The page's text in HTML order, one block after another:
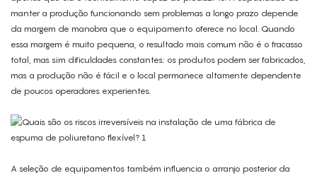
manter a produção funcionando sem problemas a longo prazo depende
da margem de manobra que o equipamento oferece no local. Quando
essa margem é muito pequena, o resultado mais comum não é o fracasso
total, mas sim dificuldades constantes: os produtos podem ser fabricados,
mas a produção não é fácil e o local permanece altamente dependente
de poucos operadores experientes.
A seleção de equipamentos também influencia o arranjo posterior da